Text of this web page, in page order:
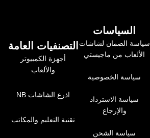
السياسات
سياسة الضمان لشاشات
الألعاب من ماجيستي
سياسة الخصوصية
سياسة الاسترداد
والإرجاع
سياسة الشحن
التصنفيات العامة
أجهزة الكمبيوتر
والألعاب
اذرع الشاشات NB
تقنية التعليم والمكاتب